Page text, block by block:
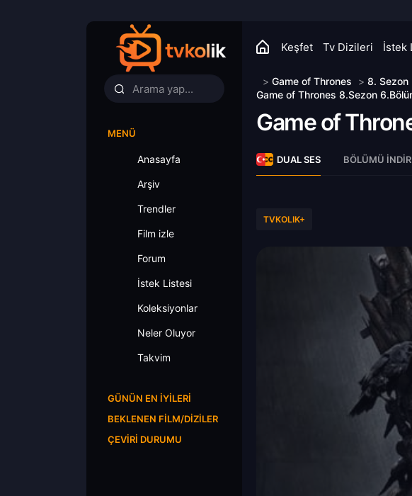
Keşfet Tv Dizileri İstek
MENÜ
Anasayfa
Arşiv
Trendler
Film izle
Forum
İstek Listesi
Koleksiyonlar
Neler Oluyor
Takvim
GÜNÜN EN İYILERI
BEKLENEN FILM/DIZILER
ÇEVIRI DURUMU
> Game of Thrones > 8. Sezon
Game of Thrones 8.Sezon
Game of
DUAL SES BÖLÜMÜ İNDIR
TVKOLIK+